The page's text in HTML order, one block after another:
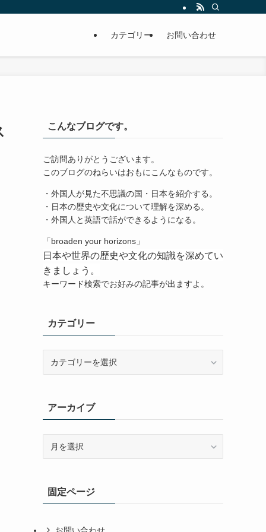
カテゴリー お問い合わせ
こんなブログです。
ご訪問ありがとうございます。
このブログのねらいはおもにこんなものです。
・外国人が見た不思議の国・日本を紹介する。
・日本の歴史や文化について理解を深める。
・外国人と英語で話ができるようになる。
「broaden your horizons」
日本や世界の歴史や文化の知識を深めてい
きましょう。
キーワード検索でお好みの記事が出ますよ。
カテゴリー
ーアーカイブ
ブ固定ページ
お問い合わせ